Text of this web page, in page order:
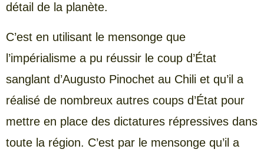
détail de la planète.
C’est en utilisant le mensonge que
l’impérialisme a pu réussir le coup d’État
sanglant d’Augusto Pinochet au Chili et qu’il a
réalisé de nombreux autres coups d’État pour
mettre en place des dictatures répressives dans
toute la région. C’est par le mensonge qu’il a